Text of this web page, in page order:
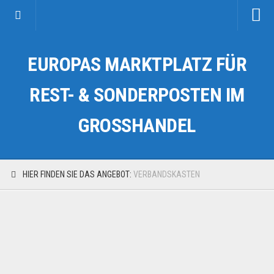
Kategorien
Auto & Motorrad
Fahrzeuge & Transport
EUROPAS MARKTPLATZ FÜR
REST- & SONDERPOSTEN IM
GROSSHANDEL
HIER FINDEN SIE DAS ANGEBOT: VERBANDSKASTEN